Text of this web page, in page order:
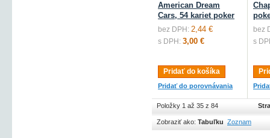
American Dream
Cars, 54 kariet poker
bez DPH: 2,44 €
s DPH: 3,00 €
Pridať do košíka
Pridať do porovnávania
bez
s
Položky 1 až 35 z 84
Zobraziť ako: Tabuľku Zoznam